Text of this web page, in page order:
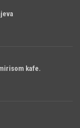
kafe.